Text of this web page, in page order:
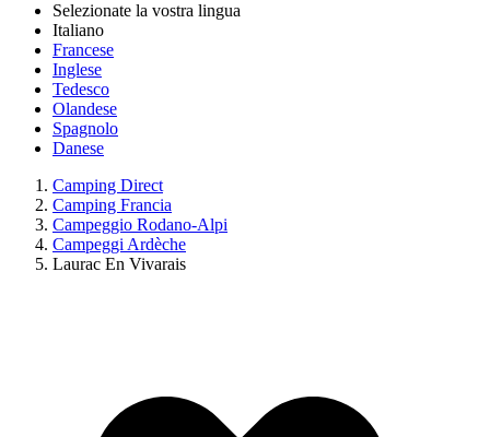
Selezionate la vostra lingua
Italiano
Francese
Inglese
Tedesco
Olandese
Spagnolo
Danese
Camping Direct
Camping Francia
Campeggio Rodano-Alpi
Campeggi Ardèche
Laurac En Vivarais